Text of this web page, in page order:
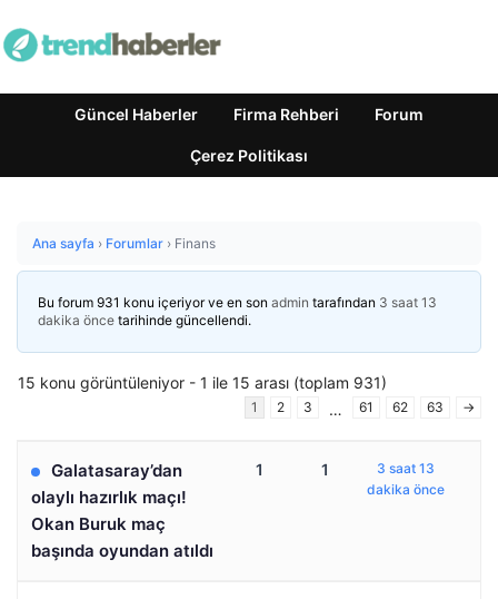
Güncel Haberler Firma Rehberi Forum
Çerez Politikası
Ana sayfa › Forumlar › Finans
Bu forum 931 konu içeriyor ve en son admin tarafından 3 saat 13
dakika önce tarihinde güncellendi.
15 konu görüntüleniyor - 1 ile 15 arası (toplam 931)
1 2 3 … 61 62 63 →
Galatasaray’dan
olaylı hazırlık maçı!
Okan Buruk maç
başında oyundan atıldı
1 1
3 saat 13
dakika önce